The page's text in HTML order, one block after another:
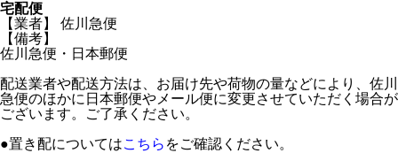
宅配便
【業者】 佐川急便
【備考】
佐川急便・日本郵便
配送業者や配送方法は、お届け先や荷物の量などにより、佐川
急便のほかに日本郵便やメール便に変更させていただく場合が
ございます。ご了承ください。
●置き配についてはこちら をご確認ください。